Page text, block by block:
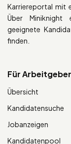
Karriereportal mit
Über Miniknight
geeignete
finden.
Für Arbeitgeber
Übersicht
Kandidatensuche
Jobanzeigen
Kandidatenpool